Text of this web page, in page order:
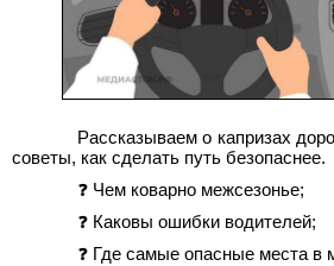
Рассказываем о капризах
советы, как сделать путь безопаснее.
❓ Чем коварно межсезонье;
❓ Каковы ошибки водителей;
❓ Где самые опасные места в